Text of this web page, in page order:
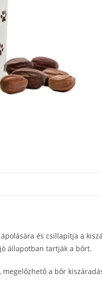
és csillapítja a
állapotban tartják a bőrt.
a bőr